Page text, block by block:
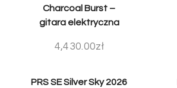
Charcoal Burst –
gitara elektryczna
4,430.00zł
PRS SE Silver Sky 2026